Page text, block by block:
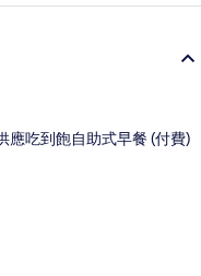
吃到飽自助式早餐 (付費)